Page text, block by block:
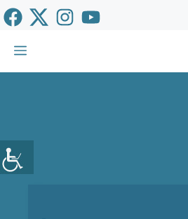
Vés
al
contingut
Menu